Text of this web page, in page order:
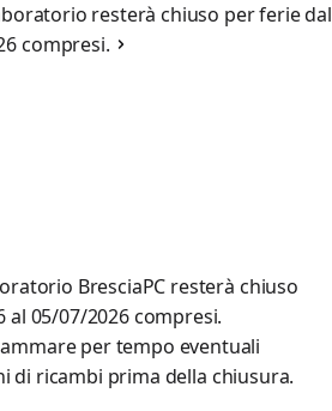
resterà chiuso per ferie dal
compresi.
BresciaPC resterà chiuso
al 05/07/2026 compresi.
per tempo eventuali
di ricambi prima della chiusura.